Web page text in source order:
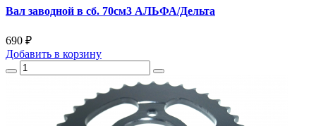
Вал заводной в сб. 70см3 АЛЬФА/Дельта
690 ₽
Добавить в корзину